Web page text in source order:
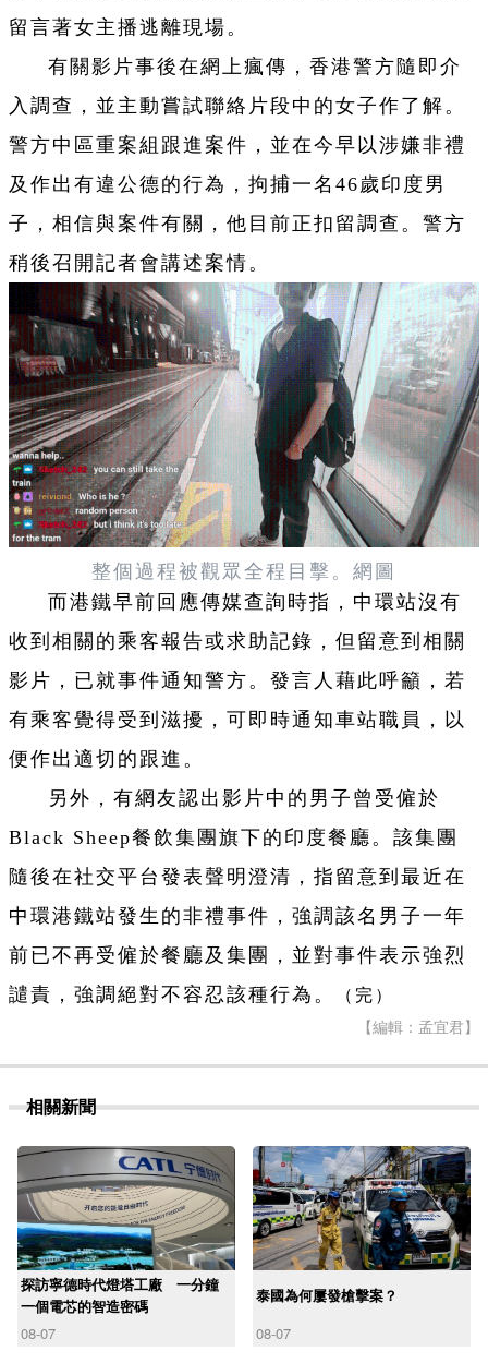
留言著女主播逃離現場。
有關影片事後在網上瘋傳，香港警方隨即介
入調查，並主動嘗試聯絡片段中的女子作了解。
警方中區重案組跟進案件，並在今早以涉嫌非禮
及作出有違公德的行為，拘捕一名46歲印度男
子，相信與案件有關，他目前正扣留調查。警方
稍後召開記者會講述案情。
整個過程被觀眾全程目擊。網圖
而港鐵早前回應傳媒查詢時指，中環站沒有
收到相關的乘客報告或求助記錄，但留意到相關
影片，已就事件通知警方。發言人藉此呼籲，若
有乘客覺得受到滋擾，可即時通知車站職員，以
便作出適切的跟進。
另外，有網友認出影片中的男子曾受僱於
Black Sheep餐飲集團旗下的印度餐廳。該集團
隨後在社交平台發表聲明澄清，指留意到最近在
中環港鐵站發生的非禮事件，強調該名男子一年
前已不再受僱於餐廳及集團，並對事件表示強烈
譴責，強調絕對不容忍該種行為。
（完）
【編輯：孟宜君】
相關新聞
探訪寧德時代燈塔工廠 一分鐘
一個電芯的智造密碼
08-07
泰國為何屢發槍擊案？
08-07